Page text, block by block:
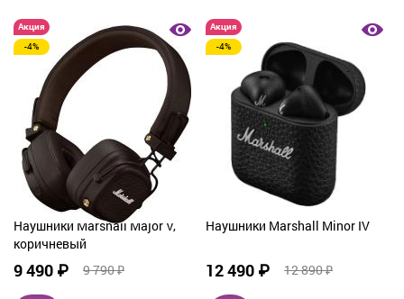
Акция
-4%
Наушники Marshall Major V,
коричневый
9 490 ₽ 9 790 ₽
Акция
-4%
Наушники Marshall Minor IV
12 490 ₽ 12 890 ₽